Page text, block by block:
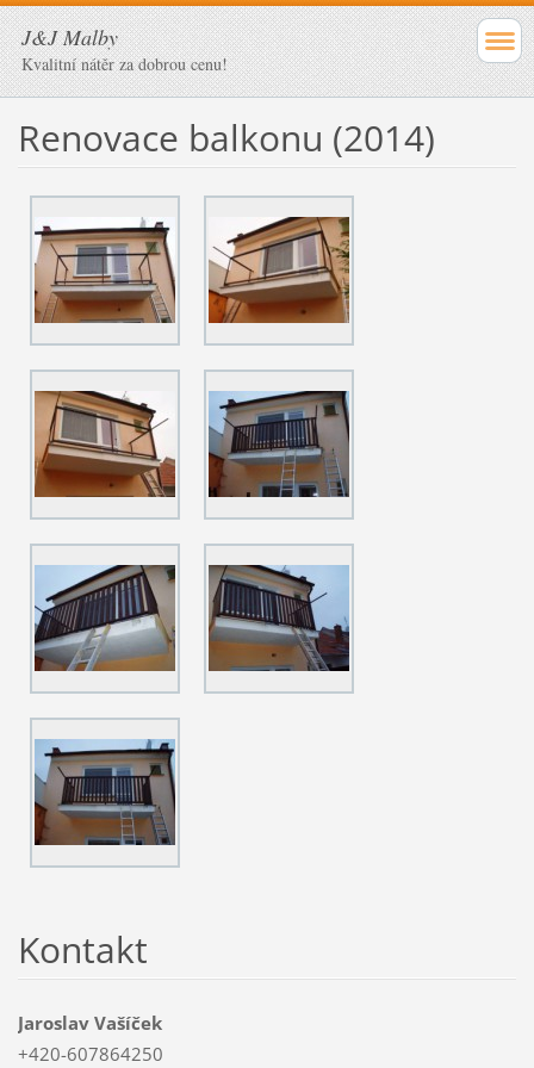
J&J Malby
Kvalitní nátěr za dobrou cenu!
Renovace balkonu (2014)
Kontakt
Jaroslav Vašíček
+420-607864250